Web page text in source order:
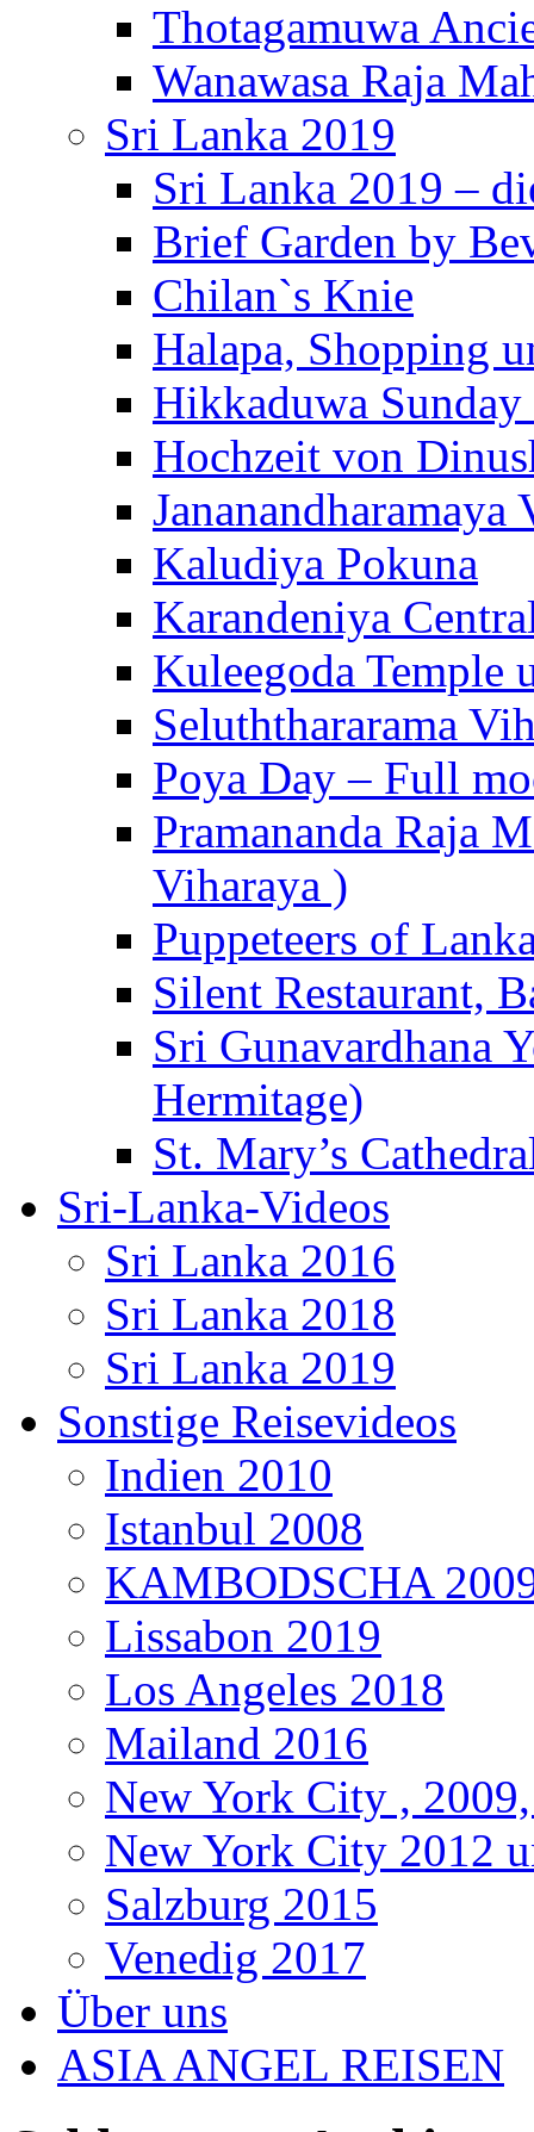
Thotagamuwa
Wanawasa Raja
Sri Lanka 2019
Sri Lanka 2019 –
Brief Garden by
Chilan`s Knie
Halapa, Shopping
Hikkaduwa
Hochzeit von
Jananandharamaya
Kaludiya Pokuna
Karandeniya
Kuleegoda Temple
Seluththararama
Poya Day – Full
Pramananda Raja
Viharaya )
Puppeteers of
Silent Restaurant,
Sri Gunavardhana
Hermitage)
St. Mary’s
Sri-Lanka-Videos
Sri Lanka 2016
Sri Lanka 2018
Sri Lanka 2019
Sonstige Reisevideos
Indien 2010
Istanbul 2008
KAMBODSCHA
Lissabon 2019
Los Angeles 2018
Mailand 2016
New York City ,
New York City 2012
Salzburg 2015
Venedig 2017
Über uns
ASIA ANGEL REISEN